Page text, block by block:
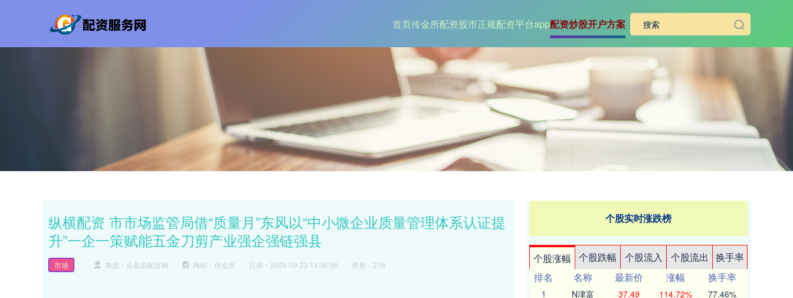
首页传金所配资股市正规配资平台app配资炒股开户方案
纵横配资 市市场监管局借“质量月”东风以“中小微企业质量管理体系认证提
升”一企一策赋能五金刀剪产业强企强链强县
市场 来源：众盈易配官网 网站：传金所 日期：2025-09-23 14:36:56 查看：218
个股实时涨跌榜
个股涨幅 个股跌幅 个股流入 个股流出
换手率
排名
名称 最新价 涨幅
换手率
1
N津富 37.49 114.72% 77.46%